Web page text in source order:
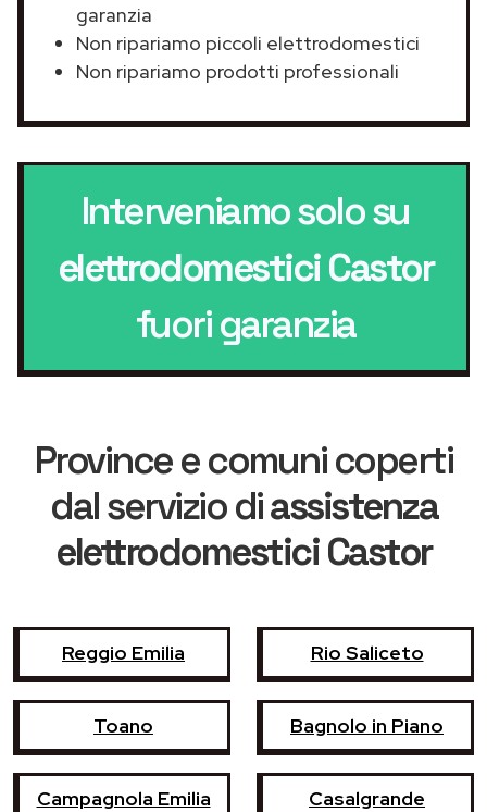
garanzia
Non ripariamo piccoli elettrodomestici
Non ripariamo prodotti professionali
Interveniamo solo su
elettrodomestici Castor
fuori garanzia
Province e comuni coperti
dal servizio diassistenza
elettrodomestici Castor
Reggio Emilia Rio Saliceto
Toano Bagnolo in Piano
Campagnola Emilia Casalgrande